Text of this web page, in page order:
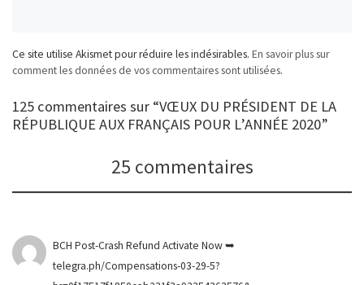
Ce site utilise Akismet pour réduire les indésirables. En savoir plus sur
comment les données de vos commentaires sont utilisées.
125 commentaires sur “VŒUX DU PRÉSIDENT DE LA
RÉPUBLIQUE AUX FRANÇAIS POUR L’ANNÉE 2020”
25 commentaires
BCH Post-Crash Refund Activate Now ➥
telegra.ph/Compensations-03-29-5?